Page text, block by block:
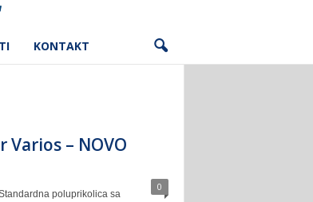
KONTAKT
Varios – NOVO
0
poluprikolica sa